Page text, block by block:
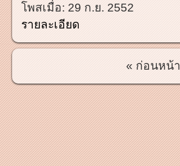
โพสเมื่อ: 29 ก.ย. 2552
รายละเอียด
« ก่อนหน้า